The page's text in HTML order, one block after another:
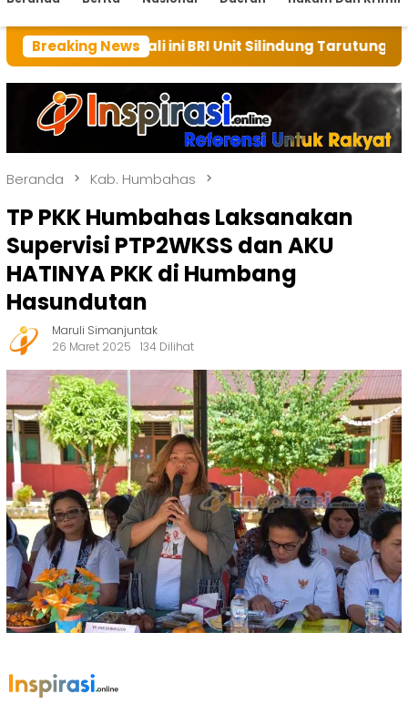
Breaking News
kali ini BRI Unit Silindung Tarutung Ingatkan
Beranda Kab. Humbahas
TP PKK Humbahas Laksanakan
Supervisi PTP2WKSS dan AKU
HATINYA PKK di Humbang
Hasundutan
Maruli Simanjuntak
26 Maret 2025
134 Dilihat